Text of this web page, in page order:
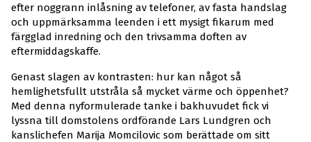
efter noggrann inlåsning av telefoner, av fasta handslag
och uppmärksamma leenden i ett mysigt fikarum med
färgglad inredning och den trivsamma doften av
eftermiddagskaffe.
Genast slagen av kontrasten: hur kan något så
hemlighetsfullt utstråla så mycket värme och öppenhet?
Med denna nyformulerade tanke i bakhuvudet fick vi
lyssna till domstolens ordförande Lars Lundgren och
kanslichefen Marija Momcilovic som berättade om sitt